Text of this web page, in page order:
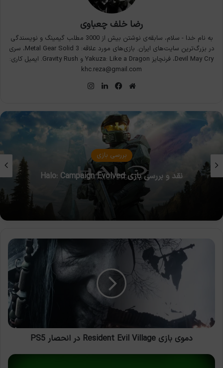
رضا خلف چعباوی
به نام خدا - سلام، سابقه‌ی نوشتن بیش از 3000 مطلب گیمینگ و نویسندگی
در بزرگ‌ترین سایت‌های ایران. بازی‌های مورد علاقه: Metal Gear Solid 3، سری
Devil May Cry، فرنچایز Yakuza: Like a Dragon و Gravity Rush. ایمیل کاری:
khc.reza@gmail.com
وبسایت
فیس
لینکدین
مقالات بازی
چگونه یک کنترلر بازی را به درستی کالیبره و نگهداری
کنیم؟
PS5
دموی بازی Resident Evil Village در انحصار PS5
آب